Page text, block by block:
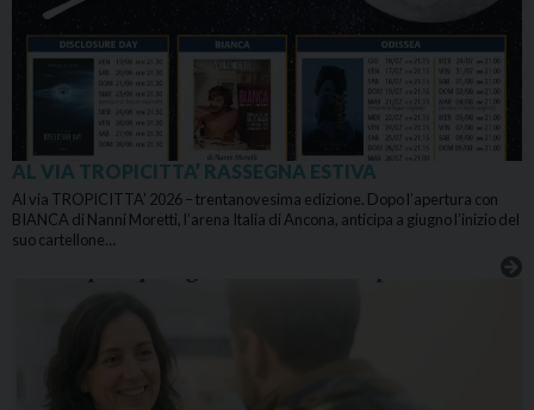
AL VIA TROPICITTA’ RASSEGNA ESTIVA
Al via TROPICITTA’ 2026 – trentanovesima edizione. Dopo l’apertura con
BIANCA di Nanni Moretti, l’arena Italia di Ancona, anticipa a giugno l’inizio del
suo cartellone…